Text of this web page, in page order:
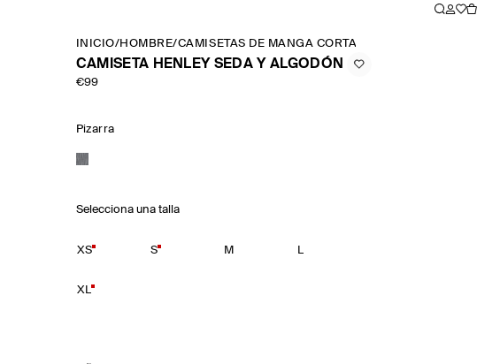
INICIO/HOMBRE/CAMISETAS DE MANGA CORTA Y CAMISETAS DE
CAMISETA HENLEY SEDA Y ALGODÓN
€99
Pizarra
Selecciona una talla
XS S M L
XL